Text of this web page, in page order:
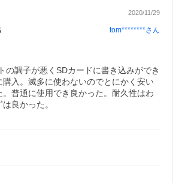
2020/11/29
tom********さん
の調子が悪くSDカードに書き込みができ
購入。滅多に使わないのでとにかく安い
普通に使用でき良かった。耐久性はわ
良かった。